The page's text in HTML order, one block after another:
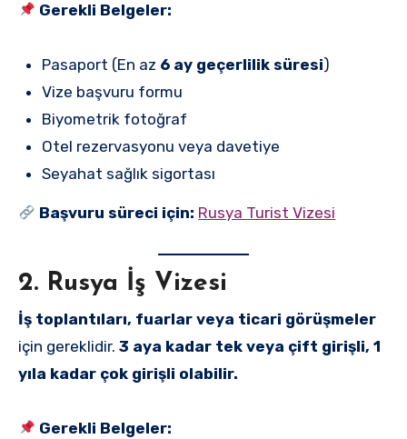
Gerekli Belgeler:
Pasaport (En az 6 ay geçerlilik süresi)
Vize başvuru formu
Biyometrik fotoğraf
Otel rezervasyonu veya davetiye
Seyahat sağlık sigortası
Başvuru süreci için: Rusya Turist Vizesi
2. Rusya İş Vizesi
İş toplantıları, fuarlar veya ticari görüşmeler
için gereklidir. 3 aya kadar tek veya çift girişli, 1
yıla kadar çok girişli olabilir.
Gerekli Belgeler: